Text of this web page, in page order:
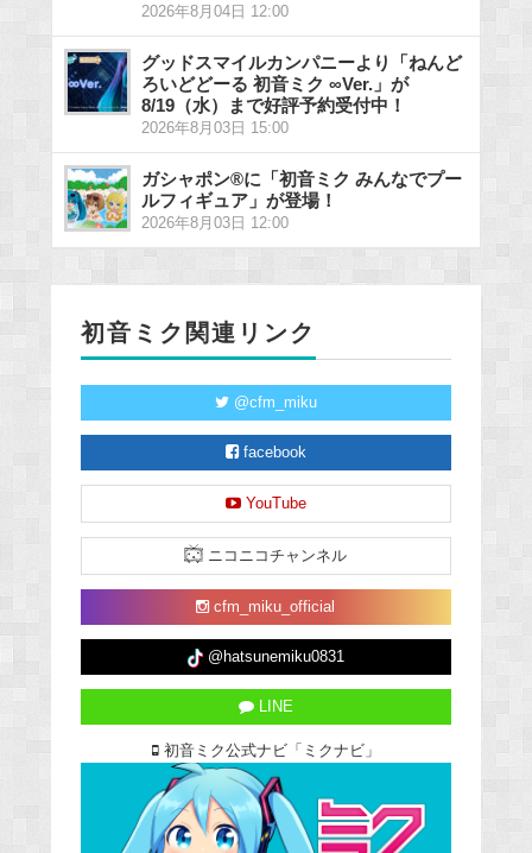
2026年8月04日 12:00
グッドスマイルカンパニーより「ねんど
ろいどどーる 初音ミク ∞Ver.」が
8/19（水）まで好評予約受付中！
2026年8月03日 15:00
ガシャポン®に「初音ミク みんなでプー
ルフィギュア」が登場！
2026年8月03日 12:00
初音ミク関連リンク
@cfm_miku
facebook
YouTube
ニコニコチャンネル
cfm_miku_official
@hatsunemiku0831
LINE
初音ミク公式ナビ「ミクナビ」